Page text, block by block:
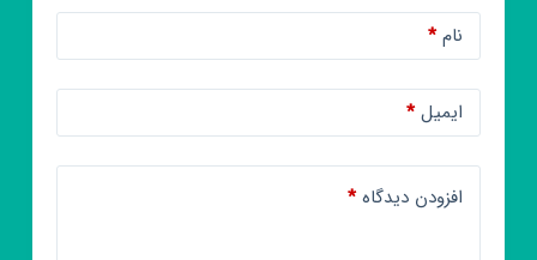
نام*
ایمیل*
افزودن دیدگاه*